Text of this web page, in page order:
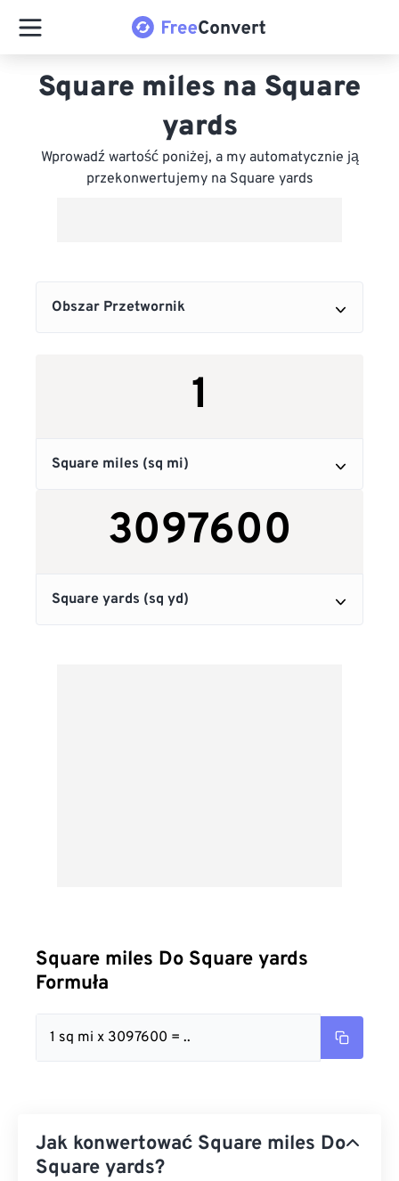
Square miles na Square
yards
Wprowadź wartość poniżej, a my automatycznie ją
przekonwertujemy na Square yards
Square miles Do Square yards
Formuła
1 sq mi x 3097600 = ..
Jak konwertować Square miles Do
Square yards?